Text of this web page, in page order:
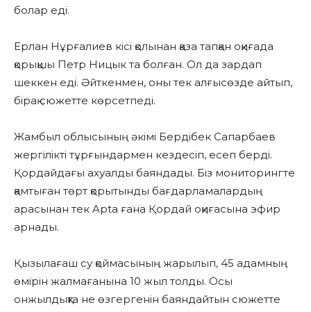
болар еді.
Ерлан Нұрғалиев кісі қолынан қаза тапқан оқиғада
қорықшы Петр Ницык та болған. Ол да зардап
шеккен еді. Әйткенмен, оны тек алғысөзде айтып,
бірақ сюжетте көрсетпеді.
Жамбыл облысының әкімі Бердібек Сапарбаев
жергілікті тұрғындармен кездесіп, есеп берді.
Қордайдағы ахуалды баяндады. Біз мониторингте
қамтыған төрт қорытынды бағдарламалардың
арасынан тек Apta ғана Қордай оқиғасына эфир
арнады.
Қызылағаш су қоймасының жарылып, 45 адамның
өмірін жалмағанына 10 жыл толды. Осы
онжылдықта не өзгергенін баяндайтын сюжетте